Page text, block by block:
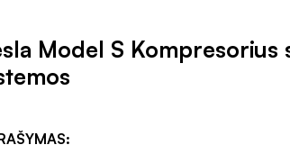
Model S Kompresorius